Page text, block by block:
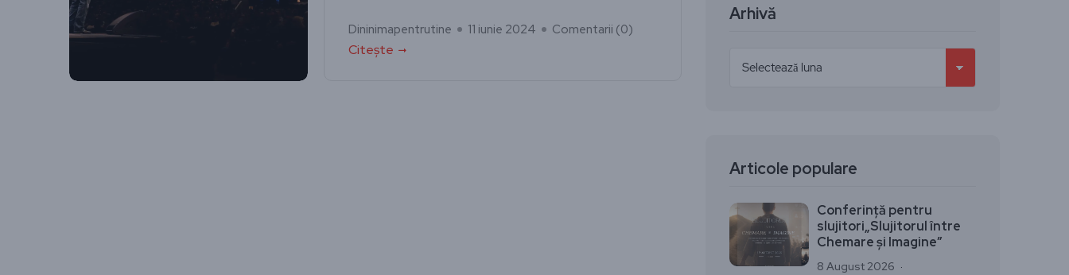
Dininimapentrutine 11 iunie 2024 Comentarii (0)
Citește
Arhivă
Articole populare
Conferință pentru
slujitori„Slujitorul între
Chemare și Imagine”
8 August 2026